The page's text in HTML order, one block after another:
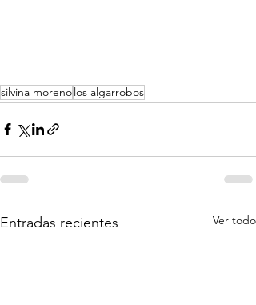
silvina morenolos algarrobos
Entradas recientes Ver todo